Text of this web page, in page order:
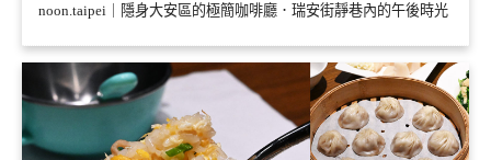
noon.taipei｜隱身大安區的極簡咖啡廳．瑞安街靜巷內的午後時光